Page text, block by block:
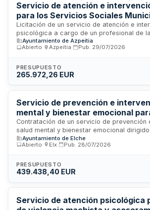
Servicio de atención e
para los Servicios Sociales
Ayuntamiento de Azpeitia
Licitación de un servicio de atención e
psicológica a cargo de un profesional de
integrado en los Servicios Sociales
Ayuntamiento de Azpeitia. El servicio se
pliego de condiciones, dentro de los
especificados en el contrato.
Ayuntamiento de Azpeitia
Abierto
Azpeitia Pub. 29/07/2026
PRESUPUESTO
265.972,26 EUR
Servicio de prevención e
mental y bienestar emocional
jóvenes de 12 a 30 años
Contratación de un servicio de prevención
salud mental y bienestar emocional
joven entre 12 y 30 años. El contrato
actividades y prestaciones de apoyo
particulares, con el objetivo de satisfacer
administrativas de salud mental
Ayuntamiento de Elche
Abierto
Elx Pub. 28/07/2026
PRESUPUESTO
439.438,40 EUR
Servicio de atención psicológica